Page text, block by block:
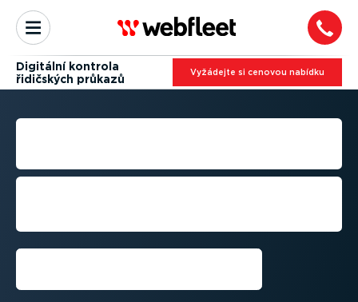
Digitální kontrola
řidičských průkazů
Vyžádejte si cenovou nabídku
KONTROLA ŘIDIČSKÝCH
Dodržujte předpisy díky digitální